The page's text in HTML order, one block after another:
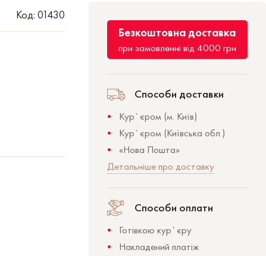
Код: 01430
Безкоштовна доставка
при замовленні від 4000 грн
Способи доставки
Кур`єром (м. Київ)
Кур`єром (Київська обл.)
«Нова Пошта»
Детальніше про доставку
Способи оплати
Готівкою кур`єру
Накладений платіж